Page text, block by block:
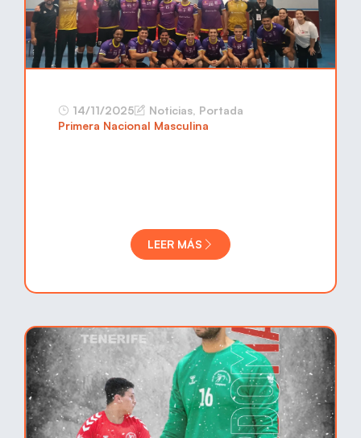
14/11/2025 Noticias, Portada
Primera Nacional Masculina
LEER MÁS